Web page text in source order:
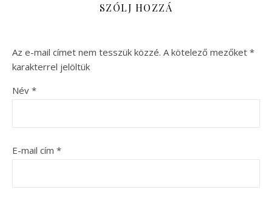
SZÓLJ HOZZÁ
Az e-mail címet nem tesszük közzé. A kötelező mezőket *
karakterrel jelöltük
Név *
E-mail cím *